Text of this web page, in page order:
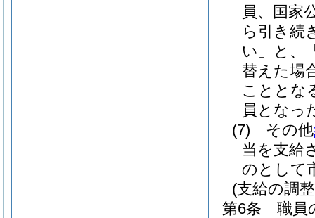
員、国家
ら引き続
い」と、
替えた場
こととな
員となっ
(7)
その他
当を支給
のとして
(支給の調
第6条
職員